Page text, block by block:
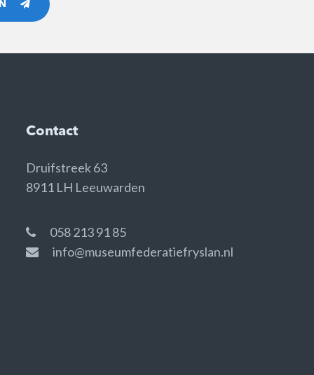
Contact
Druifstreek 63
8911 LH Leeuwarden
058 213 91 85
info@museumfederatiefryslan.nl